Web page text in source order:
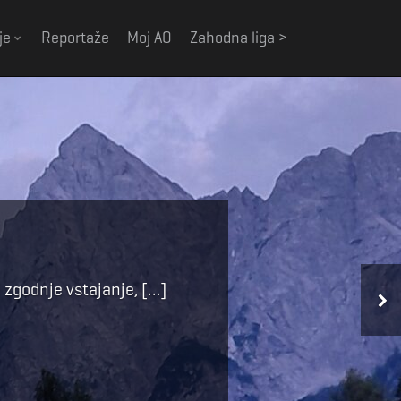
Reportaže Moj AO Zahodna liga >
ob pamet, hkrati pa je